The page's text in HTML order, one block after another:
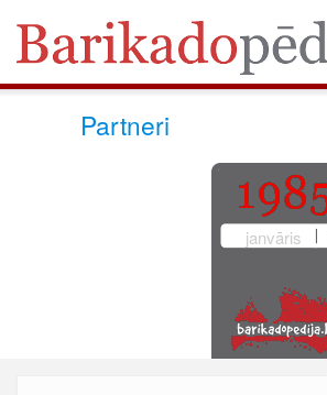
Partneri
janvāris